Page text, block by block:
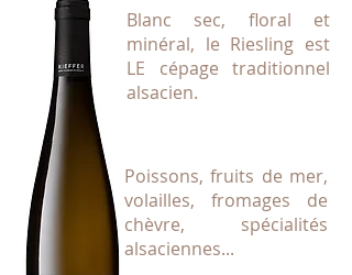
Blanc sec, floral et
minéral, le Riesling est
LE cépage traditionnel
alsacien.
Poissons, fruits de mer,
volailles, fromages de
chèvre, spécialités
alsaciennes...